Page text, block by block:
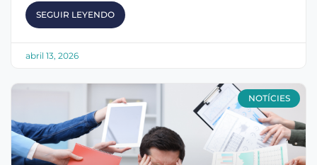
SEGUIR LEYENDO
abril 13, 2026
NOTÍCIES